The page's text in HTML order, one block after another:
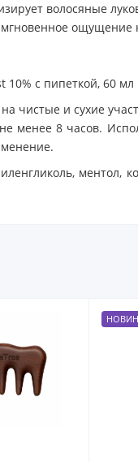
волосяные
10% с пипеткой, 60 мл
чистые и сухие
менее 8 часов.
ментол,